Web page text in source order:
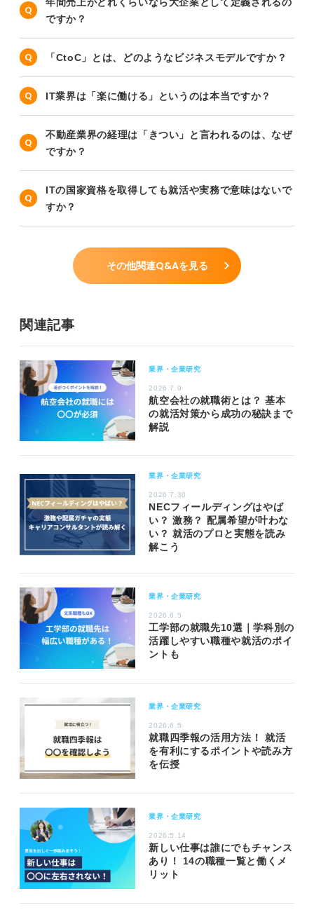
ですか？
「CtoC」とは、どのようなビジネスモデルですか？
IT業界は「楽に働ける」というのは本当ですか？
不動産業界の経理は「きつい」と言われるのは、なぜ
ですか？
ITの国家資格を取得しても就活や実務で意味はないで
すか？
その他関連Q&Aを見る
関連記事
業界・企業研究
2026.7.9
航空会社の就職術とは？ 基本
の就活対策から成功の秘訣まで
解説
業界・企業研究
2026.7.30
NECフィールディングはやば
い？ 激務？ 配属希望が叶わな
い？ 就活のプロと実態を読み
解こう
業界・企業研究
2026.6.5
工学部の就職先10選｜学科別の
活躍しやすい職種や就活のポイ
ントも
業界・企業研究
2026.6.5
就職四季報の活用方法！ 就活
を有利にするポイントや読み方
を伝授
業界・企業研究
2026.5.14
新しい仕事は誰にでもチャンス
あり！ 14の職種一覧と働くメ
リット